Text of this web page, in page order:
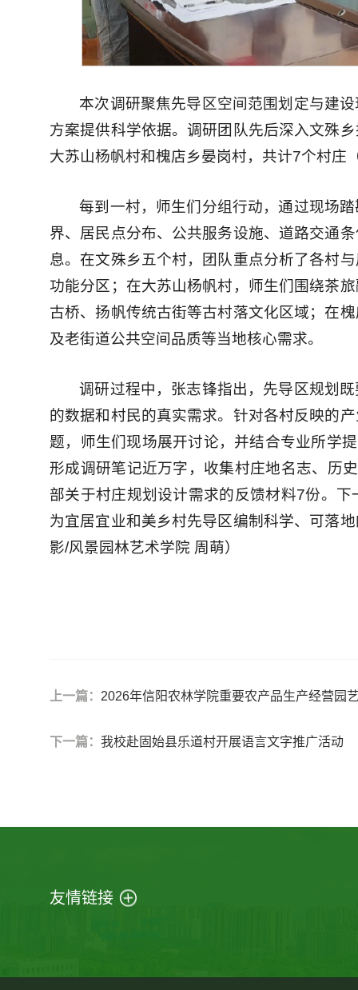
本次调研聚焦先导区空间范围划定与建
方案提供科学依据。调研团队先后深入文殊
大苏山杨帆村和槐店乡晏岗村，共计7个村庄
每到一村，师生们分组行动，通过现场
界、居民点分布、公共服务设施、道路交通
息。在文殊乡五个村，团队重点分析了各村
功能分区；在大苏山杨帆村，师生们围绕茶
古桥、扬帆传统古街等古村落文化区域；在
及老街道公共空间品质等当地核心需求。
调研过程中，张志锋指出，先导区规划
的数据和村民的真实需求。针对各村反映的
题，师生们现场展开讨论，并结合专业所学
形成调研笔记近万字，收集村庄地名志、历
部关于村庄规划设计需求的反馈材料7份。
为宜居宜业和美乡村先导区编制科学、可落
影/风景园林艺术学院 周萌）
上一篇： 2026年信阳农林学院重要农产品生产经营园
下一篇： 我校赴固始县乐道村开展语言文字推广活动
友情链接